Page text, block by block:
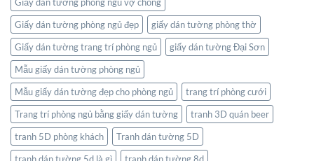
Giấy dán tường phòng ngủ đẹp
giấy dán tường phòng thờ
Giấy dán tường trang trí phòng ngủ
giấy dán tường Đại Sơn
Mẫu giấy dán tường phòng ngủ
Mẫu giấy dán tường đẹp cho phòng ngủ
trang trí phòng cưới
Trang trí phòng ngủ bằng giấy dán tường
tranh 3D quán beer
tranh 5D phòng khách
Tranh dán tường 5D